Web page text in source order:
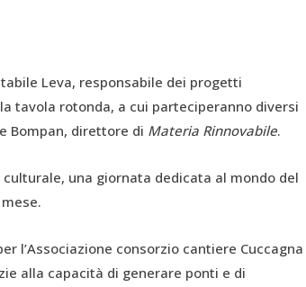
Leva, responsabile dei progetti
tavola rotonda, a cui parteciperanno diversi
Bompan, direttore di Materia Rinnovabile.
una giornata dedicata al mondo del
l’Associazione consorzio cantiere Cuccagna
alla capacità di generare ponti e di